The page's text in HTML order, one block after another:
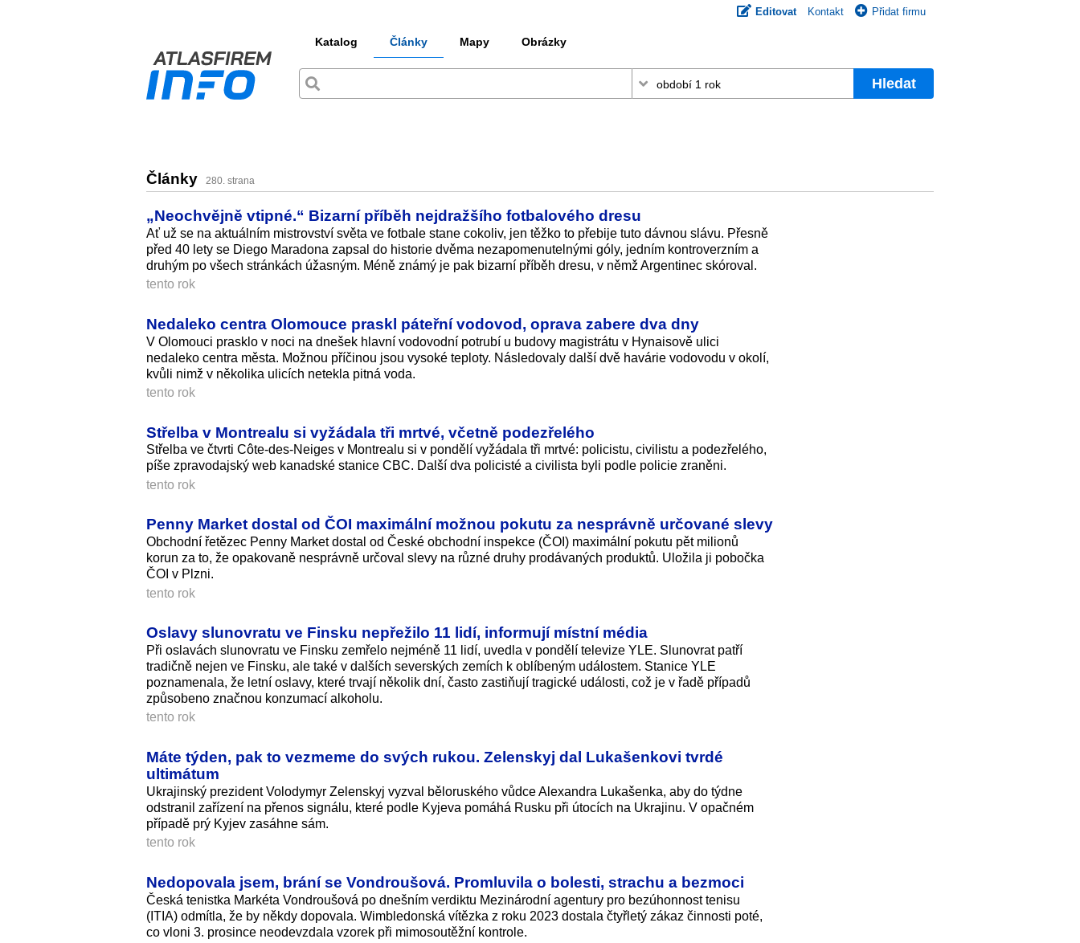
Editovat Kontakt Přidat firmu
Katalog Články Mapy Obrázky
Hledat
Články 280. strana
„Neochvějně vtipné.“ Bizarní příběh nejdražšího fotbalového dresu
Ať už se na aktuálním mistrovství světa ve fotbale stane cokoliv, jen těžko to přebije tuto dávnou slávu. Přesně
před 40 lety se Diego Maradona zapsal do historie dvěma nezapomenutelnými góly, jedním kontroverzním a
druhým po všech stránkách úžasným. Méně známý je pak bizarní příběh dresu, v němž Argentinec skóroval.
tento rok
Nedaleko centra Olomouce praskl páteřní vodovod, oprava zabere dva dny
V Olomouci prasklo v noci na dnešek hlavní vodovodní potrubí u budovy magistrátu v Hynaisově ulici
nedaleko centra města. Možnou příčinou jsou vysoké teploty. Následovaly další dvě havárie vodovodu v okolí,
kvůli nimž v několika ulicích netekla pitná voda.
tento rok
Střelba v Montrealu si vyžádala tři mrtvé, včetně podezřelého
Střelba ve čtvrti Côte-des-Neiges v Montrealu si v pondělí vyžádala tři mrtvé: policistu, civilistu a podezřelého,
píše zpravodajský web kanadské stanice CBC. Další dva policisté a civilista byli podle policie zraněni.
tento rok
Penny Market dostal od ČOI maximální možnou pokutu za nesprávně určované slevy
Obchodní řetězec Penny Market dostal od České obchodní inspekce (ČOI) maximální pokutu pět milionů
korun za to, že opakovaně nesprávně určoval slevy na různé druhy prodávaných produktů. Uložila ji pobočka
ČOI v Plzni.
tento rok
Oslavy slunovratu ve Finsku nepřežilo 11 lidí, informují místní média
Při oslavách slunovratu ve Finsku zemřelo nejméně 11 lidí, uvedla v pondělí televize YLE. Slunovrat patří
tradičně nejen ve Finsku, ale také v dalších severských zemích k oblíbeným událostem. Stanice YLE
poznamenala, že letní oslavy, které trvají několik dní, často zastiňují tragické události, což je v řadě případů
způsobeno značnou konzumací alkoholu.
tento rok
Máte týden, pak to vezmeme do svých rukou. Zelenskyj dal Lukašenkovi tvrdé
ultimátum
Ukrajinský prezident Volodymyr Zelenskyj vyzval běloruského vůdce Alexandra Lukašenka, aby do týdne
odstranil zařízení na přenos signálu, které podle Kyjeva pomáhá Rusku při útocích na Ukrajinu. V opačném
případě prý Kyjev zasáhne sám.
tento rok
Nedopovala jsem, brání se Vondroušová. Promluvila o bolesti, strachu a bezmoci
Česká tenistka Markéta Vondroušová po dnešním verdiktu Mezinárodní agentury pro bezúhonnost tenisu
(ITIA) odmítla, že by někdy dopovala. Wimbledonská vítězka z roku 2023 dostala čtyřletý zákaz činnosti poté,
co vloni 3. prosince neodevzdala vzorek při mimosoutěžní kontrole.